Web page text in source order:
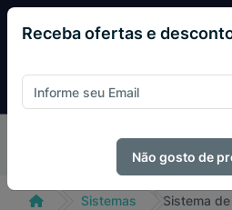
PIX e ganhe 14%
de Agosto.
Sistemas Sistema
Receba ofertas e
Não gosto de